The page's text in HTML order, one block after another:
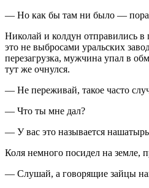
— Но как бы там ни было — пора
Николай и колдун отправились в
это не выбросами уральских
перезагрузка, мужчина упал в
тут же очнулся.
— Не переживай, такое часто
— Что ты мне дал?
— У вас это называется
Коля немного посидел на земле,
— Слушай, а говорящие зайцы